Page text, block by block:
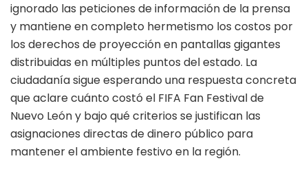
ignorado las peticiones de información de la prensa
y mantiene en completo hermetismo los costos por
los derechos de proyección en pantallas gigantes
distribuidas en múltiples puntos del estado. La
ciudadanía sigue esperando una respuesta concreta
que aclare cuánto costó el FIFA Fan Festival de
Nuevo León y bajo qué criterios se justifican las
asignaciones directas de dinero público para
mantener el ambiente festivo en la región.